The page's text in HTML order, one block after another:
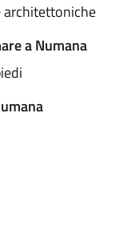
architettoniche
a Numana